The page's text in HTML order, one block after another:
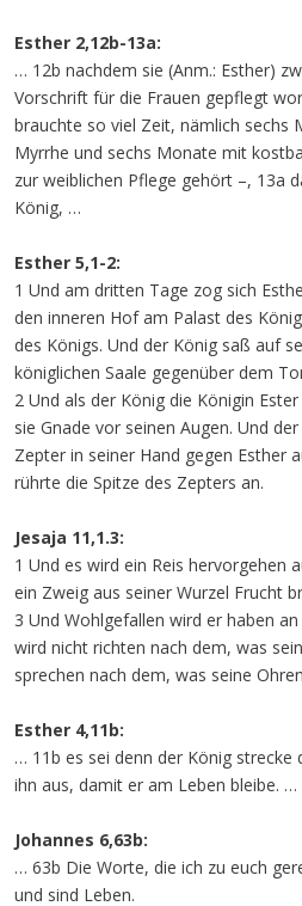
Esther 2,12b-13a:
… 12b nachdem sie (Anm.: Esther)
Vorschrift für die Frauen gepflegt
brauchte so viel Zeit, nämlich sechs
Myrrhe und sechs Monate mit
zur weiblichen Pflege gehört –, 13a
König, …
Esther 5,1-2:
1 Und am dritten Tage zog sich
den inneren Hof am Palast des
des Königs. Und der König saß auf
königlichen Saale gegenüber dem
2 Und als der König die Königin
sie Gnade vor seinen Augen. Und
Zepter in seiner Hand gegen Esther
rührte die Spitze des Zepters an.
Jesaja 11,1.3:
1 Und es wird ein Reis hervorgehen
ein Zweig aus seiner Wurzel Frucht
3 Und Wohlgefallen wird er haben
wird nicht richten nach dem, was
sprechen nach dem, was seine
Esther 4,11b:
… 11b es sei denn der König strecke
ihn aus, damit er am Leben bleibe. …
Johannes 6,63b:
… 63b Die Worte, die ich zu euch
und sind Leben.